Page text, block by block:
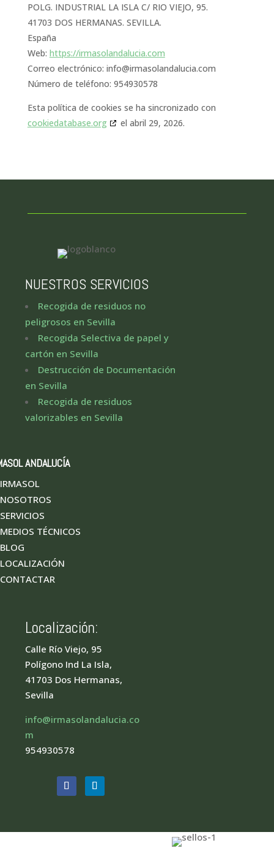
POLG. INDUSTRIAL LA ISLA C/ RIO VIEJO, 95.
41703 DOS HERMANAS. SEVILLA.
España
Web: https://irmasolandalucia.com
Correo electrónico: info@irmasolandalucia.com
Número de teléfono: 954930578
Esta política de cookies se ha sincronizado con
cookiedatabase.org
el abril 29, 2026.
NUESTROS SERVICIOS
Recogida de residuos no
peligrosos en Sevilla
Recogida Selectiva de papel y
cartón en Sevilla
Destrucción de Documentación
en Sevilla
Recogida de residuos
valorizables en Sevilla
ANDALUCÍA
IRMASOL
NOSOTROS
SERVICIOS
MEDIOS TÉCNICOS
BLOG
LOCALIZACIÓN
CONTACTAR
Localización:
Calle Río Viejo, 95
Polígono Ind La Isla,
41703 Dos Hermanas,
Sevilla
info@irmasolandalucia.co
m
954930578